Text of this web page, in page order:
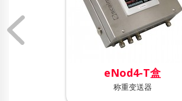
eNod4-T盒
称重变送器